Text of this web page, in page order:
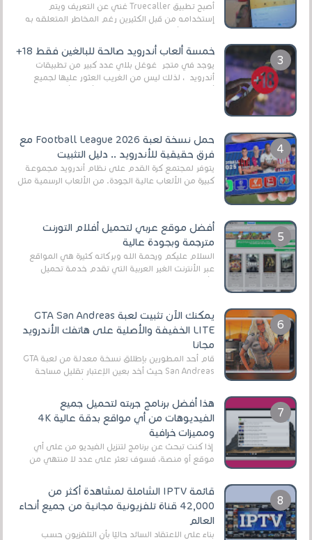
أصبح تطبيق Truecaller غني عن التعريف ويتم
إستخدامه من قبل الكثيرين رغم المخاطر المتعلقه به
خمسة ألعاب أندرويد صالحة للبالغين فقط 18+
يوجد في متجر غوغل بلاي عدد كبير من تطبيقات
أندرويد ، لذلك ليس من الغريب العثور عليها لجميع
حمل نسخة لعبة Football League 2026 مع
فرق حقيقية للأندرويد .. دليل التثبيت
يتوفر لمجتمع كرة القدم على نظام أندرويد مجموعة
كبيرة من الألعاب عالية الجودة. من الألعاب الرسمية مثل
أفضل موقع عربي لتحميل أفلام التورنت
مترجمة وبجودة عالية
السلام عليكم ورحمة الله وبركاته كثيرة هي المواقع
عبر الأنترنت الغير العربية التي تقدم خدمة تحميل
الأفلام على التورنت ، ومعظم هذه المواقع ل...
يمكنك الآن تثبيت لعبة GTA San Andreas
LITE الخفيفة والأصلية على هاتفك الأندرويد
مجانا
قام أحد المطورين بإطلاق نسخة معدلة من لعبة GTA
San Andreas حيث أخد بعين الإعتبار تقليل مساحة
هذا أفضل برنامج جربته لتحميل جميع
الفيديوهات من أي مواقع بدقة عالية 4K
ومميزات خرافية
إذا كنت تبحث عن برنامج لتنزيل الفيديو من على أي
موقع أو منصة، فسوف تعثر على عدد لا منتهي من
قائمة IPTV الشاملة لمشاهدة أكثر من
42,000 قناة تلفزيونية مجانية من جميع أنحاء
العالم
بناءً على الاعتقاد السائد حاليًا بأن التلفزيون حسب